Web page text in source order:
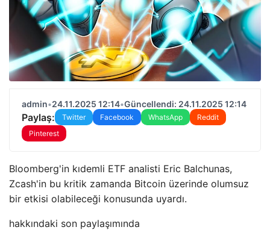
admin•24.11.2025 12:14•Güncellendi: 24.11.2025 12:14
Paylaş: Twitter Facebook WhatsApp
Reddit
Pinterest
Bloomberg'in kıdemli ETF analisti Eric Balchunas,
Zcash'in bu kritik zamanda Bitcoin üzerinde olumsuz
bir etkisi olabileceği konusunda uyardı.
hakkındaki son paylaşımında